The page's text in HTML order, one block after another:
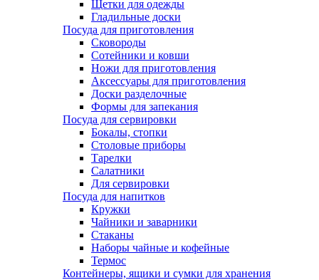
Щетки для одежды
Гладильные доски
Посуда для приготовления
Сковороды
Сотейники и ковши
Ножи для приготовления
Аксессуары для приготовления
Доски разделочные
Формы для запекания
Посуда для сервировки
Бокалы, стопки
Столовые приборы
Тарелки
Салатники
Для сервировки
Посуда для напитков
Кружки
Чайники и заварники
Стаканы
Наборы чайные и кофейные
Термос
Контейнеры, ящики и сумки для хранения